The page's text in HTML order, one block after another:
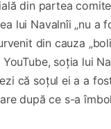
din partea
lui Navalnîi „nu a
din cauza
soția lui
că soțul ei a a
după ce s-a